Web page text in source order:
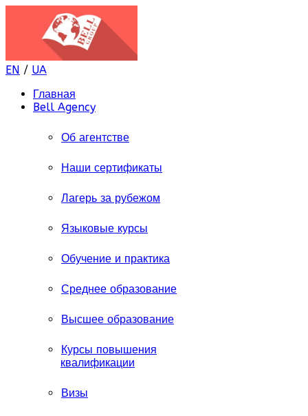
EN / UA
Главная
Bell Agency
Об агентстве
Наши сертификаты
Лагерь за рубежом
Языковые курсы
Обучение и практика
Среднее образование
Высшее образование
Курсы повышения
квалификации
Визы